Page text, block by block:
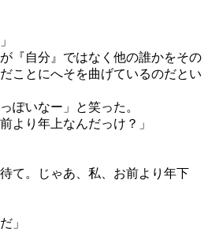
『自分』ではなく他の誰かをその
ことにへそを曲げているのだとい
ぽいなー」と笑った。
より年上なんだっけ？」
。じゃあ、私、お前より年下
」